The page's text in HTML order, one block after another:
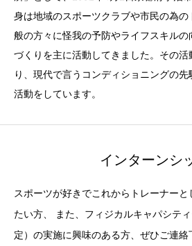
身は地域のスポーツクラブや市民の為
般の方々に怪我の予防やライフスキル
づくりを主に活動してきました。その
り、現代で言うコンディショニングの
活動をしています。
インターンシ
スポーツが好きでこれからトレーナーと
たい方、 また、フィジカルキャパシテ
定）の実施に興味のある方、ぜひご連絡